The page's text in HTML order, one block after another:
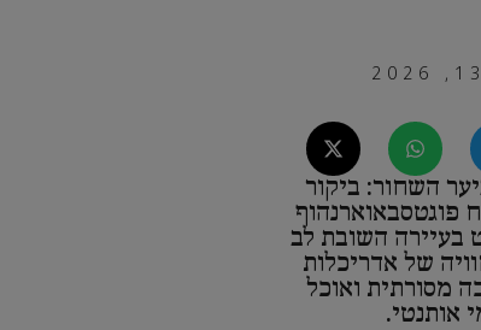
השחור: ביקור
פוגטסבאוארנהוף
בעיירה השובת לב
של אדריכלות
מסורתית ואוכל
אותנטי.